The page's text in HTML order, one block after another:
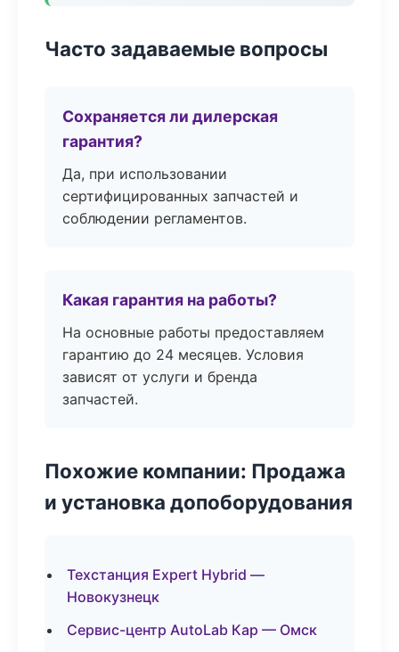
Часто задаваемые вопросы
Сохраняется ли дилерская
гарантия?
Да, при использовании
сертифицированных запчастей и
соблюдении регламентов.
Какая гарантия на работы?
На основные работы предоставляем
гарантию до 24 месяцев. Условия
зависят от услуги и бренда
запчастей.
Похожие компании: Продажа
и установка допоборудования
Техстанция Expert Hybrid —
Новокузнецк
Сервис-центр AutoLab Кар — Омск